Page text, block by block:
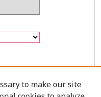
to make our site